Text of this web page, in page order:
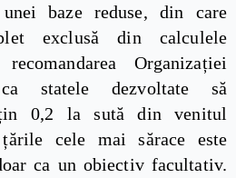
baze reduse, din care
exclusă din calculele
Organizației
statele dezvoltate să
0,2 la sută din venitul
cele mai sărace este
ca un obiectiv facultativ.